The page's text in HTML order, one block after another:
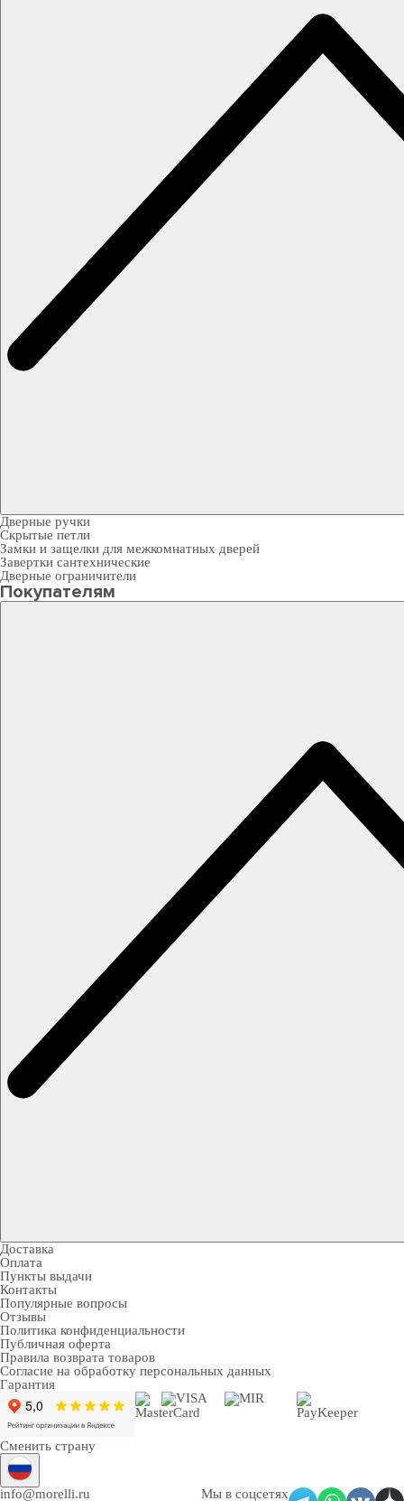
Дверные ручки
Скрытые петли
Замки и защелки для межкомнатных дверей
Завертки сантехнические
Дверные ограничители
Покупателям
Доставка
Оплата
Пункты выдачи
Контакты
Популярные вопросы
Отзывы
Политика конфиденциальности
Публичная оферта
Правила возврата товаров
Согласие на обработку персональных данных
Гарантия
Сменить страну
info@morelli.ru
Мы в соцсетях